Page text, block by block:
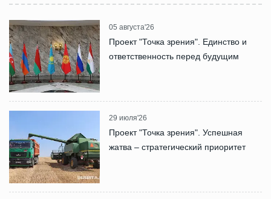
05 августа'26
Проект "Точка зрения". Единство и
ответственность перед будущим
29 июля'26
Проект "Точка зрения". Успешная
жатва – стратегический приоритет